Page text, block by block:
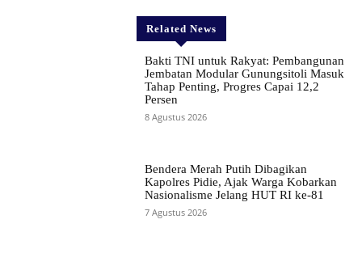
Related News
Bakti TNI untuk Rakyat: Pembangunan
Jembatan Modular Gunungsitoli Masuk
Tahap Penting, Progres Capai 12,2
Persen
8 Agustus 2026
Bendera Merah Putih Dibagikan
Kapolres Pidie, Ajak Warga Kobarkan
Nasionalisme Jelang HUT RI ke-81
7 Agustus 2026